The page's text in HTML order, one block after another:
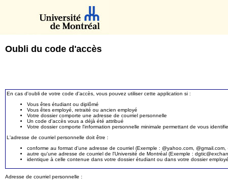
Oubli du code d'accès
En cas d'oubli de votre code d'accès, vous pouvez utiliser cette application si :
Vous êtes étudiant ou diplômé
Vous êtes employé, retraité ou ancien employé
Votre dossier comporte une adresse de courriel personnelle
Un code d'accès vous a déjà été attribué
Votre dossier comporte l'information personnelle minimale permettant de vous
L'adresse de courriel personnelle doit être :
conforme au format d'une adresse de courriel (Exemple : @yahoo.com,
autre qu'une adresse de courriel de l'Université de Montréal (Exemple :
identique à celle contenue dans votre dossier étudiant ou dans votre dossier
Adresse de courriel personnelle :